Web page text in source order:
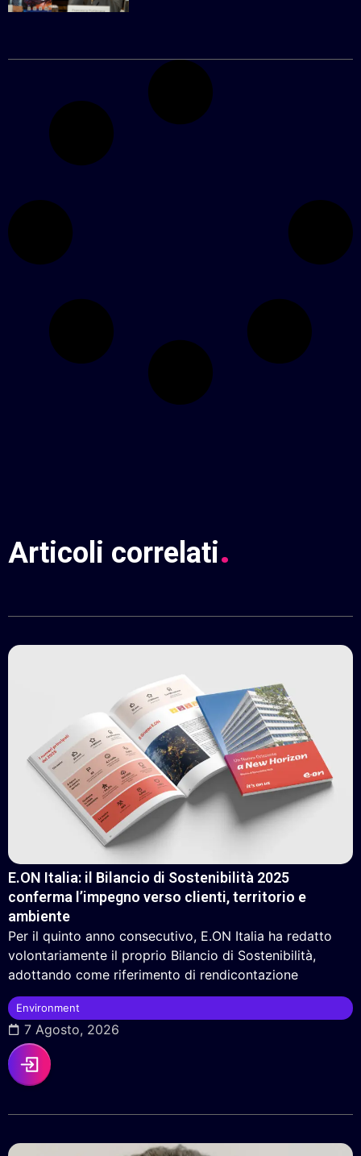
Articoli correlati.
E.ON Italia: il Bilancio di Sostenibilità 2025
conferma l’impegno verso clienti, territorio e
ambiente
Per il quinto anno consecutivo, E.ON Italia ha redatto
volontariamente il proprio Bilancio di Sostenibilità,
adottando come riferimento di rendicontazione
Environment
7 Agosto, 2026